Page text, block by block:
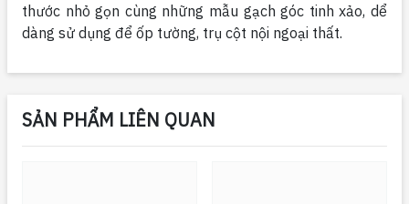
thước nhỏ gọn cùng những mẫu gạch góc tinh xảo, dể
dàng sử dụng để ốp tường, trụ cột nội ngoại thất.
SẢN PHẨM LIÊN QUAN